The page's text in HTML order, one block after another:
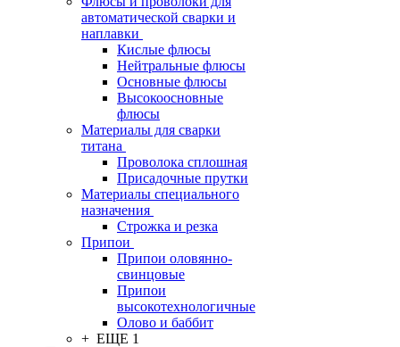
автоматической сварки и
наплавки
Кислые флюсы
Нейтральные флюсы
Основные флюсы
Высокоосновные
флюсы
Материалы для сварки
титана
Проволока сплошная
Присадочные прутки
Материалы специального
назначения
Строжка и резка
Припои
Припои оловянно-
свинцовые
Припои
высокотехнологичные
Олово и баббит
+ ЕЩЕ 1